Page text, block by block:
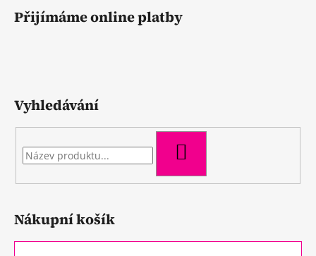
Přijímáme online platby
Vyhledávání
Nákupní košík